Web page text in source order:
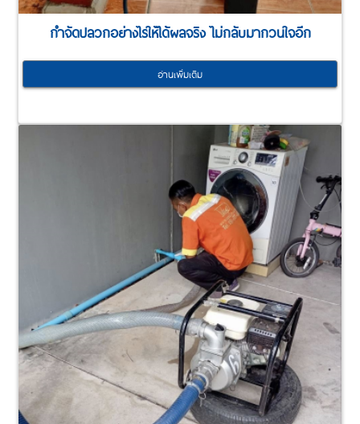
กำจัดปลวกอย่างไรให้ได้ผลจริง ไม่กลับมากวนใจอีก
อ่านเพิ่มเติม